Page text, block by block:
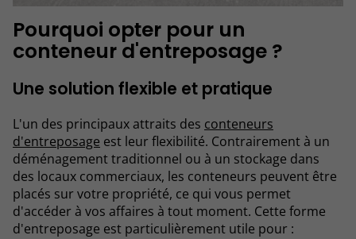
Pourquoi opter pour un
conteneur d'entreposage ?
Une solution flexible et pratique
L'un des principaux attraits des conteneurs
d'entreposage est leur flexibilité. Contrairement à un
déménagement traditionnel ou à un stockage dans
des locaux commerciaux, les conteneurs peuvent être
placés sur votre propriété, ce qui vous permet
d'accéder à vos affaires à tout moment. Cette forme
d'entreposage est particulièrement utile pour :